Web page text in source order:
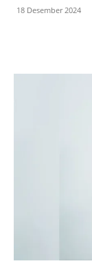
18 Desember 2024